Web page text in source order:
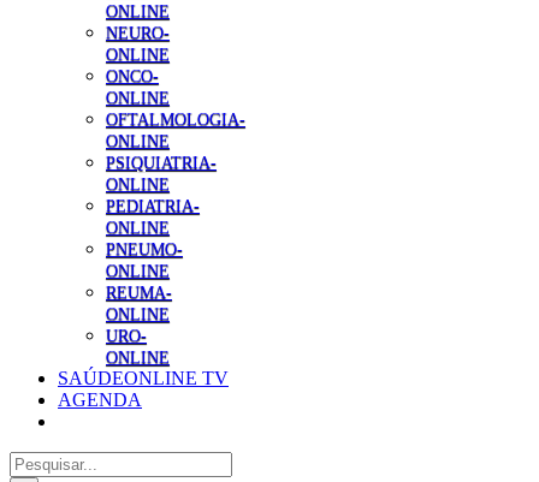
ONLINE
NEURO-
ONLINE
ONCO-
ONLINE
OFTALMOLOGIA-
ONLINE
PSIQUIATRIA-
ONLINE
PEDIATRIA-
ONLINE
PNEUMO-
ONLINE
REUMA-
ONLINE
URO-
ONLINE
SAÚDEONLINE TV
AGENDA
Pesquisar